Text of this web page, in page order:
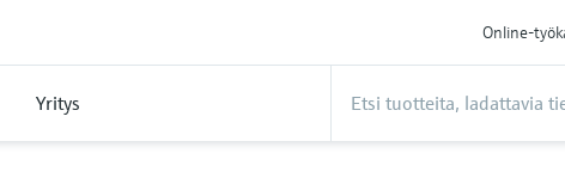
Online-
Yritys